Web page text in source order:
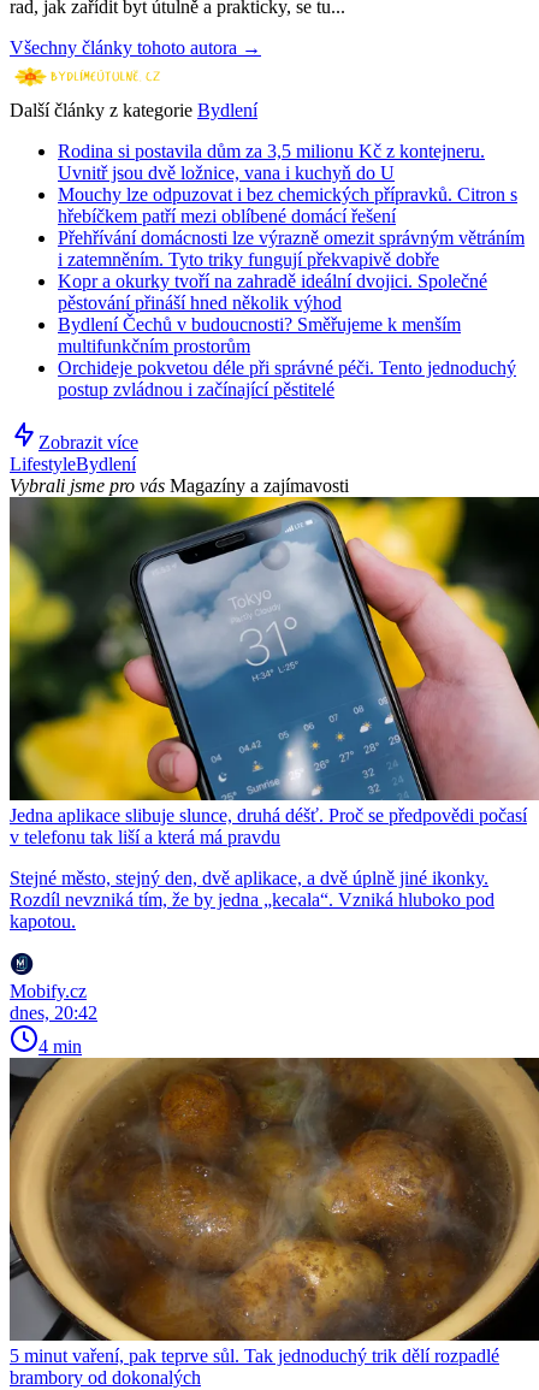
rad, jak zařídit byt útulně a prakticky, se tu...
Všechny články tohoto autora →
Další články z kategorie Bydlení
Rodina si postavila dům za 3,5 milionu Kč z kontejneru.
Uvnitř jsou dvě ložnice, vana i kuchyň do U
Mouchy lze odpuzovat i bez chemických přípravků. Citron s
hřebíčkem patří mezi oblíbené domácí řešení
Přehřívání domácnosti lze výrazně omezit správným větráním
i zatemněním. Tyto triky fungují překvapivě dobře
Kopr a okurky tvoří na zahradě ideální dvojici. Společné
pěstování přináší hned několik výhod
Bydlení Čechů v budoucnosti? Směřujeme k menším
multifunkčním prostorům
Orchideje pokvetou déle při správné péči. Tento jednoduchý
postup zvládnou i začínající pěstitelé
Zobrazit více
LifestyleBydlení
Vybrali jsme pro vás Magazíny a zajímavosti
Jedna aplikace slibuje slunce, druhá déšť. Proč se předpovědi počasí
v telefonu tak liší a která má pravdu
Stejné město, stejný den, dvě aplikace, a dvě úplně jiné ikonky.
Rozdíl nevzniká tím, že by jedna „kecala“. Vzniká hluboko pod
kapotou.
Mobify.cz
dnes, 20:42
4 min
5 minut vaření, pak teprve sůl. Tak jednoduchý trik dělí rozpadlé
brambory od dokonalých